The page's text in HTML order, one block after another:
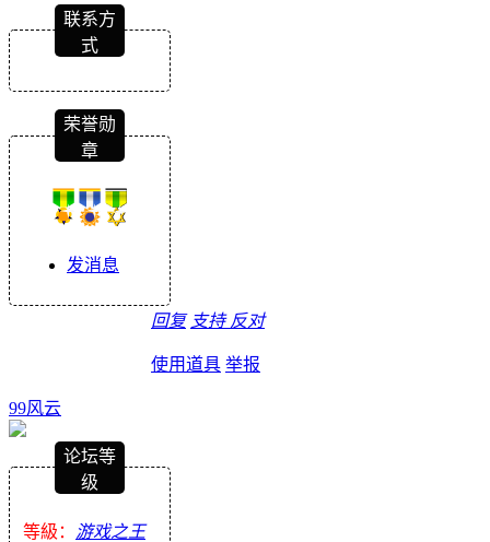
联系方
式
荣誉勋
章
发消息
回复 支持 反对
使用道具 举报
99风云
论坛等
级
等級： 游戏之王